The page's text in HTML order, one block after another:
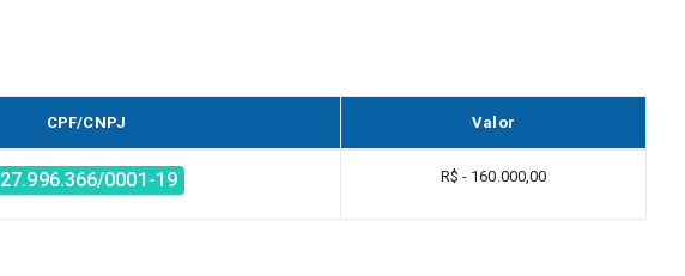
CPF/CNPJ Valor
27.996.366/0001-19 R$ - 160.000,00